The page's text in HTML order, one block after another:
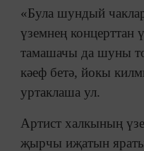
«Була шундый
үземнең концерттан
тамашачы да шуны
кәеф бетә, йокы
уртаклаша ул.
Артист халкының
җырчы иҗатын